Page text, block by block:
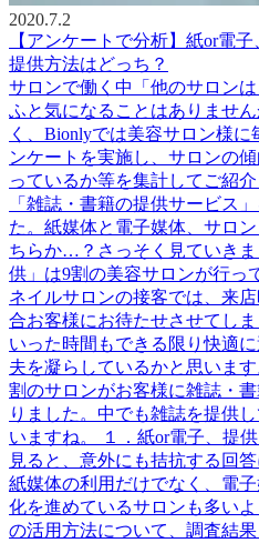
2020.7.2
【アンケートで分析】紙or電
提供方法はどっち？
サロンで働く中「他のサロン
ふと気になることはありませ
く、Bionlyでは美容サロン様
ンケートを実施し、サロンの
っているか等を集計してご紹
「雑誌・書籍の提供サービス
た。紙媒体と電子媒体、サロ
ちらか…？さっそく見ていき
供」は9割の美容サロンが行っ
ネイルサロンの接客では、来
合お客様にお待たせさせてし
いった時間もできる限り快適
夫を凝らしているかと思いま
割のサロンがお客様に雑誌・
りました。中でも雑誌を提供
いますね。 １．紙or電子、提
見ると、意外にも拮抗する回
紙媒体の利用だけでなく、電
化を進めているサロンも多い
の活用方法について、調査結